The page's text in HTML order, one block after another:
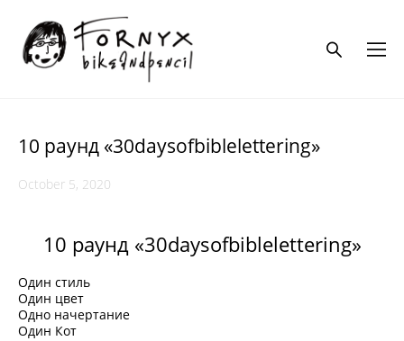
10 раунд «30daysofbiblelettering»
October 5, 2020
10 раунд «30daysofbiblelettering»
Один стиль
Один цвет
Одно начертание
Один Кот